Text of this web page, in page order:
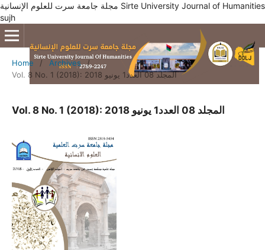
مجلة جامعة سرت للعلوم الإنسانية Sirte University Journal of Humanities
sujh
Home / Archives
/
Vol. 8 No. 1 (2018): المجلد 08 العدد1 يونيو 2018
Vol. 8 No. 1 (2018): المجلد 08 العدد1 يونيو 2018